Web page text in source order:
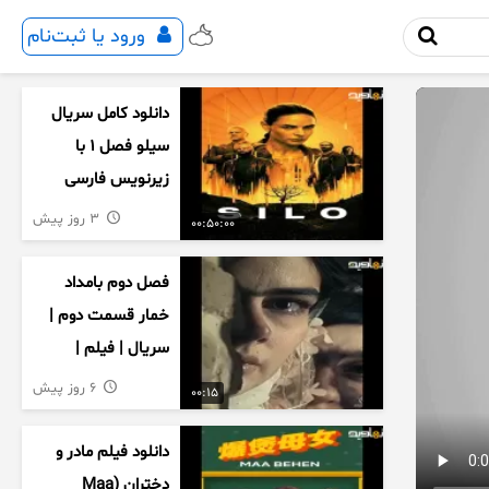
ورود یا ثبت‌نام
00:50:00
دانلود کامل سریال
سیلو فصل ۱ با
زیرنویس فارسی
00:15
فصل دوم بامداد
خمار قسمت دوم |
سریال | فیلم |
نمایش خانگی |
محبوبه | سینمایی
دانلود فیلم مادر و